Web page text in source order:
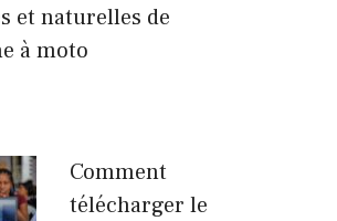
et naturelles de
à moto
Comment
télécharger le